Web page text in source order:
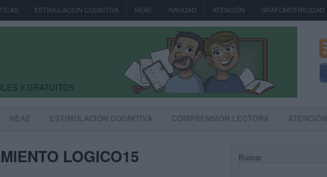
ESTIMULACION COGNITIVA NEAE NAVIDAD ATENCIÓN GRAFOMOTRICIDAD
NEAE ESTIMULACION COGNITIVA COMPRENSIÓN LECTORA ATENCIÓN
LOGICO15 Buscar